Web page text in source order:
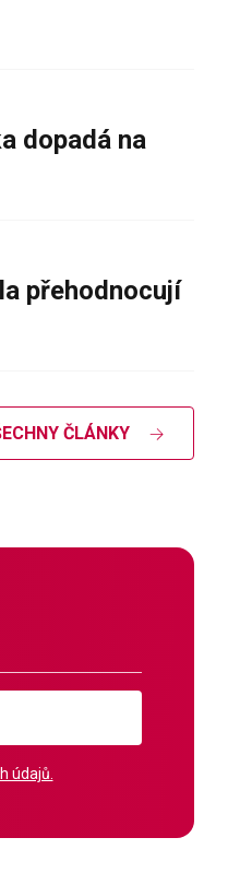
dopadá na
přehodnocují
ČLÁNKY
údajů.